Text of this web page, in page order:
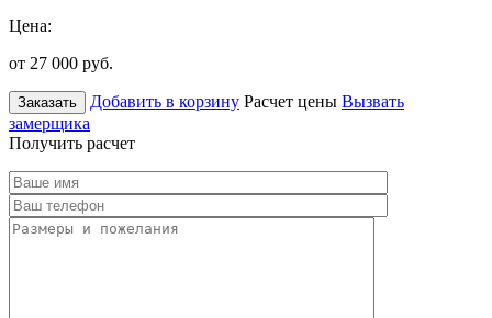
Цена:
от 27 000 руб.
Заказать Добавить в корзину Расчет цены Вызвать
замерщика
Получить расчет